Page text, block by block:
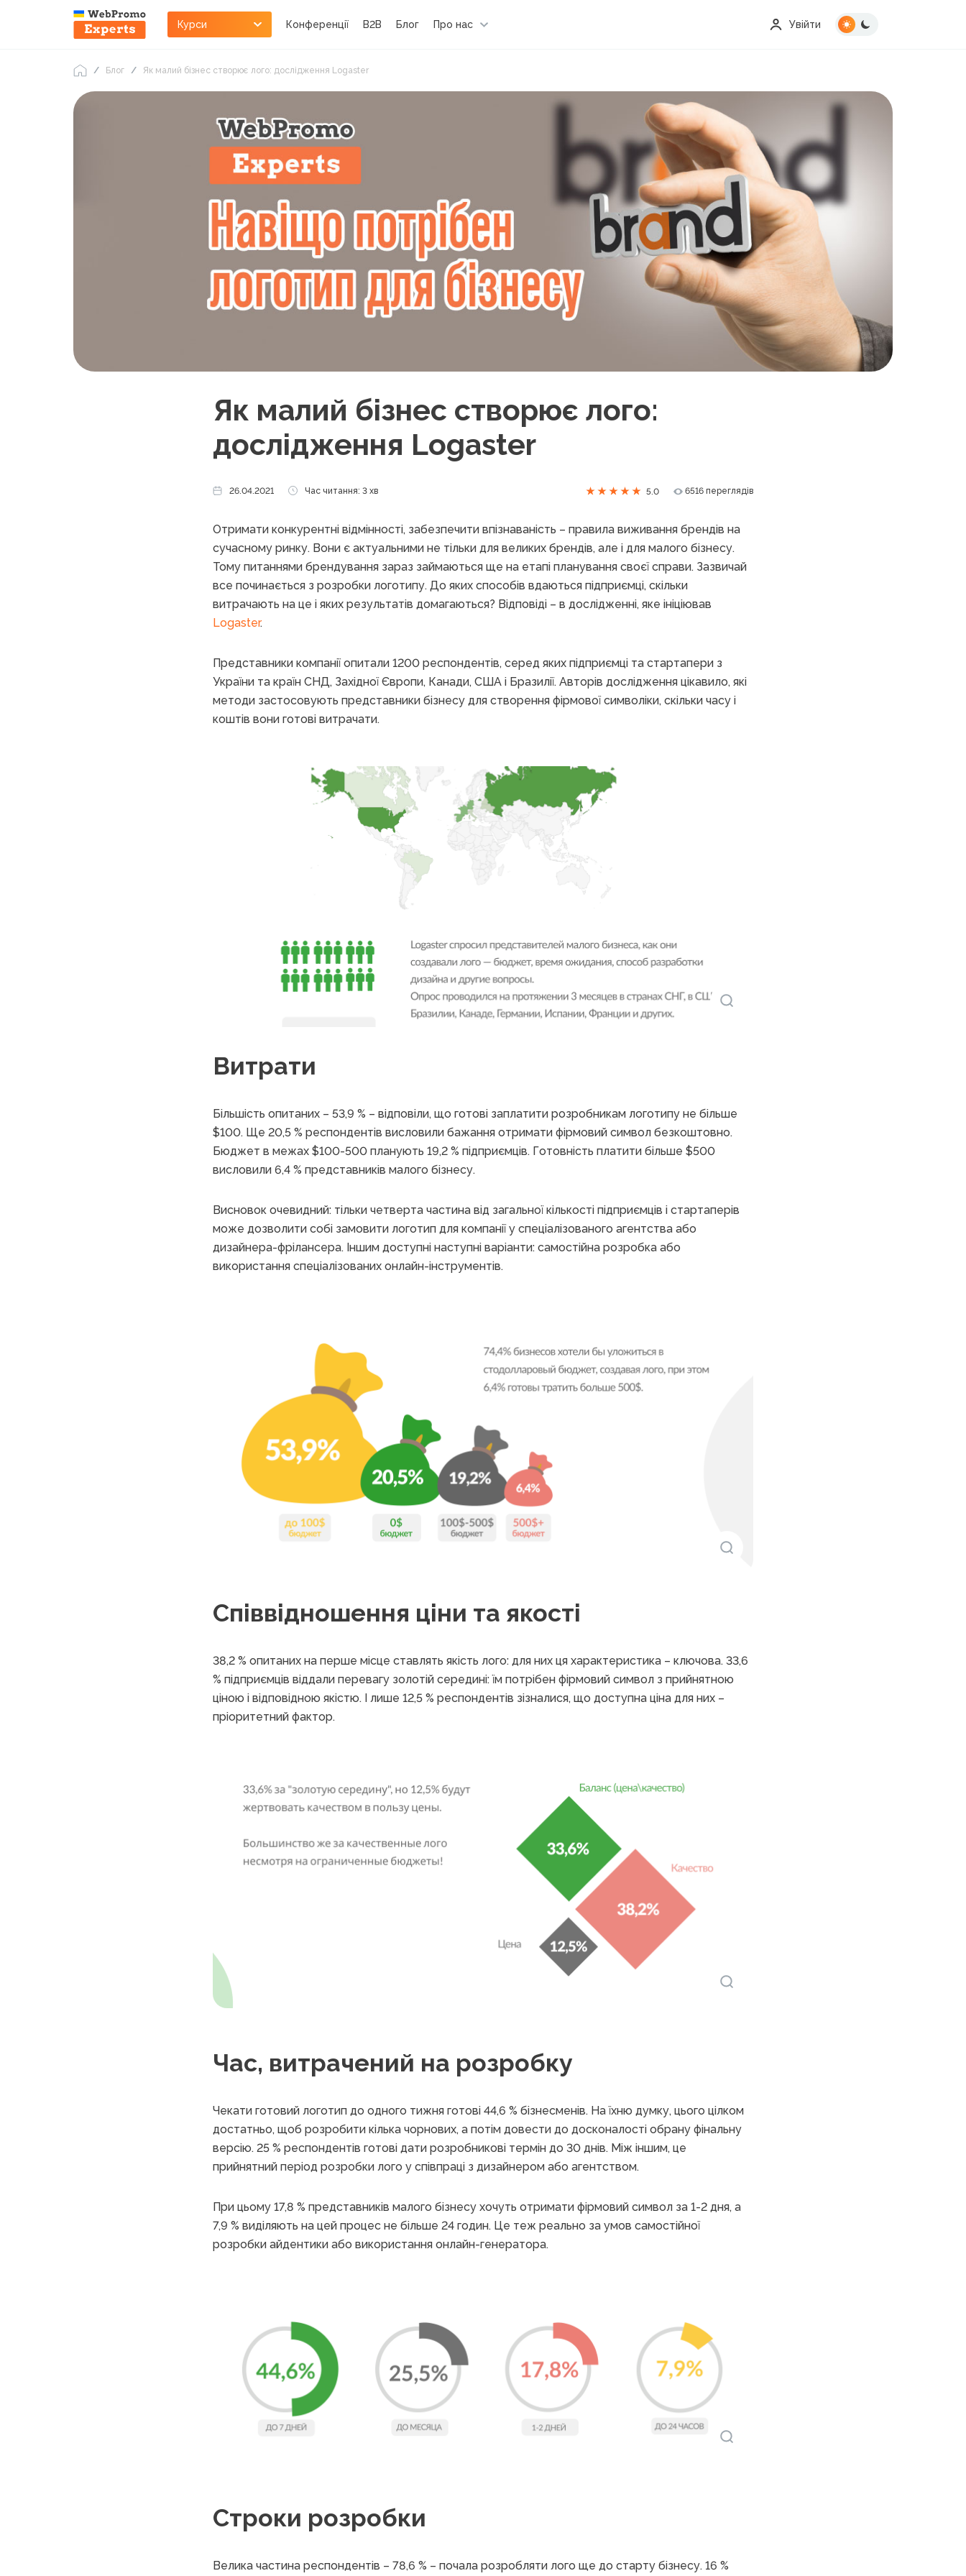
Курси Конференції B2B Блог Про нас Увійти
Блог Як малий бізнес створює лого: дослідження Logaster
Як малий бізнес створює лого:
дослідження Logaster
26.04.2021 Час читання: 3 хв 5.0 6516 переглядів
Отримати конкурентні відмінності, забезпечити впізнаваність – правила виживання брендів на
сучасному ринку. Вони є актуальними не тільки для великих брендів, але і для малого бізнесу.
Тому питаннями брендування зараз займаються ще на етапі планування своєї справи. Зазвичай
все починається з розробки логотипу. До яких способів вдаються підприємці, скільки
витрачають на це і яких результатів домагаються? Відповіді – в дослідженні, яке ініціював
Logaster.
Представники компанії опитали 1200 респондентів, серед яких підприємці та стартапери з
України та країн СНД, Західної Європи, Канади, США і Бразилії. Авторів дослідження цікавило, які
методи застосовують представники бізнесу для створення фірмової символіки, скільки часу і
коштів вони готові витрачати.
Витрати
Більшість опитаних – 53,9 % – відповіли, що готові заплатити розробникам логотипу не більше
$100. Ще 20,5 % респондентів висловили бажання отримати фірмовий символ безкоштовно.
Бюджет в межах $100-500 планують 19,2 % підприємців. Готовність платити більше $500
висловили 6,4 % представників малого бізнесу.
Висновок очевидний: тільки четверта частина від загальної кількості підприємців і стартаперів
може дозволити собі замовити логотип для компанії у спеціалізованого агентства або
дизайнера-фрілансера. Іншим доступні наступні варіанти: самостійна розробка або
використання спеціалізованих онлайн-інструментів.
Співвідношення ціни та якості
38,2 % опитаних на перше місце ставлять якість лого: для них ця характеристика – ключова. 33,6
% підприємців віддали перевагу золотій середині: їм потрібен фірмовий символ з прийнятною
ціною і відповідною якістю. І лише 12,5 % респондентів зізналися, що доступна ціна для них –
пріоритетний фактор.
Час, витрачений на розробку
Чекати готовий логотип до одного тижня готові 44,6 % бізнесменів. На їхню думку, цього цілком
достатньо, щоб розробити кілька чорнових, а потім довести до досконалості обрану фінальну
версію. 25 % респондентів готові дати розробникові термін до 30 днів. Між іншим, це
прийнятний період розробки лого у співпраці з дизайнером або агентством.
При цьому 17,8 % представників малого бізнесу хочуть отримати фірмовий символ за 1-2 дня, а
7,9 % виділяють на цей процес не більше 24 годин. Це теж реально за умов самостійної
розробки айдентики або використання онлайн-генератора.
Строки розробки
Велика частина респондентів – 78,6 % – почала розробляти лого ще до старту бізнесу. 16 %